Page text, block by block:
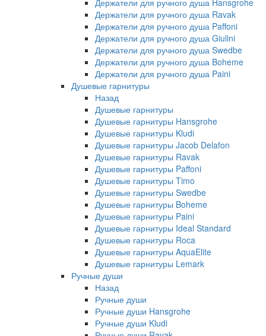
Держатели для ручного душа Hansgrohe
Держатели для ручного душа Ravak
Держатели для ручного душа Paffoni
Держатели для ручного душа Giulini
Держатели для ручного душа Swedbe
Держатели для ручного душа Boheme
Держатели для ручного душа Paini
Душевые гарнитуры
Назад
Душевые гарнитуры
Душевые гарнитуры Hansgrohe
Душевые гарнитуры Kludi
Душевые гарнитуры Jacob Delafon
Душевые гарнитуры Ravak
Душевые гарнитуры Paffoni
Душевые гарнитуры Timo
Душевые гарнитуры Swedbe
Душевые гарнитуры Boheme
Душевые гарнитуры Paini
Душевые гарнитуры Ideal Standard
Душевые гарнитуры Roca
Душевые гарнитуры AquaElite
Душевые гарнитуры Lemark
Ручные души
Назад
Ручные души
Ручные души Hansgrohe
Ручные души Kludi